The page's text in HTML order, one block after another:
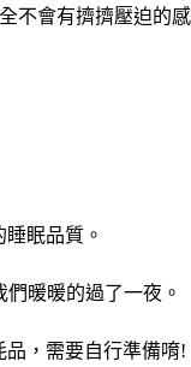
不會有擠擠壓迫的感
眠品質。
暖暖的過了一夜。
，需要自行準備唷!